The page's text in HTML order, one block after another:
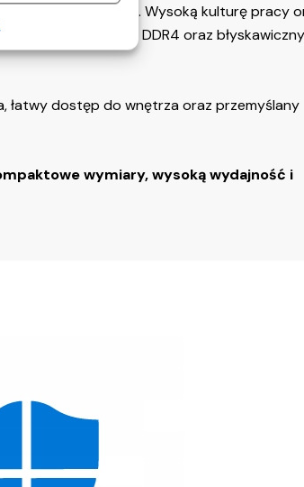
profesjonalnych. Wysoką kulturę pracy
szybka pamięć DDR4 oraz błyskawiczny
łatwy dostęp do wnętrza oraz przemyślany
wymiary, wysoką wydajność i